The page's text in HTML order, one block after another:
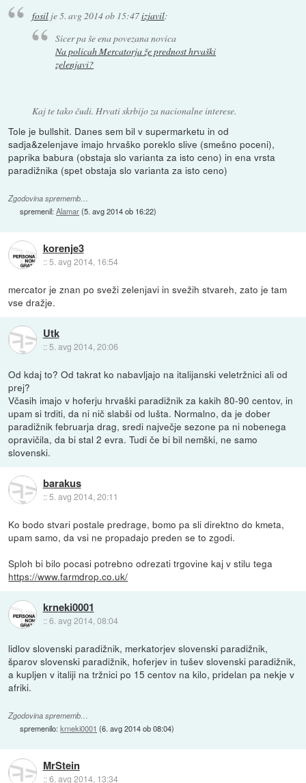
fosilje5. avg 2014 ob 15:47izjavil:
Sicer pa še ena povezana novica
Na policah Mercatorja že prednost hrvaški
zelenjavi?
Kaj te tako čudi. Hrvati skrbijo za nacionalne interese.
Tole je bullshit. Danes sem bil v supermarketu in od
sadja&zelenjave imajo hrvaško poreklo slive (smešno poceni),
paprika babura (obstaja slo varianta za isto ceno) in ena vrsta
paradižnika (spet obstaja slo varianta za isto ceno)
Zgodovina sprememb…
spremenil:Alamar(5. avg 2014 ob 16:22)
korenje3
::5. avg 2014, 16:54
mercator je znan po sveži zelenjavi in svežih stvareh, zato je tam
vse dražje.
Utk
:: 5. avg 2014, 20:06
Od kdaj to? Od takrat ko nabavljajo na italijanski veletržnici ali od
prej?
Včasih imajo v hoferju hrvaški paradižnik za kakih 80-90 centov, in
upam si trditi, da ni nič slabši od lušta. Normalno, da je dober
paradižnik februarja drag, sredi največje sezone pa ni nobenega
opravičila, da bi stal 2 evra. Tudi če bi bil nemški, ne samo
slovenski.
barakus
::5. avg 2014, 20:11
Ko bodo stvari postale predrage, bomo pa sli direktno do kmeta,
upam samo, da vsi ne propadajo preden se to zgodi.
Sploh bi bilo pocasi potrebno odrezati trgovine kaj v stilu tega
https://www.farmdrop.co.uk/
krneki0001
::6. avg 2014, 08:04
lidlov slovenski paradižnik, merkatorjev slovenski paradižnik,
šparov slovenski paradižnik, hoferjev in tušev slovenski paradižnik,
a kupljen v italiji na tržnici po 15 centov na kilo, pridelan pa nekje v
afriki.
Zgodovina sprememb…
spremenilo:krneki0001 (6. avg 2014 ob 08:04)
MrStein
::6. avg 2014, 13:34